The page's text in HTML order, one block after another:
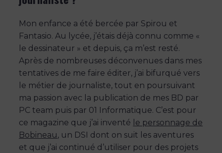
Mon enfance a été bercée par Spirou et
Fantasio. Au lycée, j’étais déjà connu comme «
le dessinateur » et depuis, ça m’est resté.
Après de nombreuses déconvenues dans mes
tentatives de me faire éditer, j’ai bifurqué vers
le métier de journaliste, tout en poursuivant
ma passion avec la publication de mes BD par
PC team puis par 01 Informatique. C’est pour
ce magazine que j’ai inventé le personnage de
Bobineau, un DSI dont on suit les aventures
et que j’ai continué d’utiliser pour des projets